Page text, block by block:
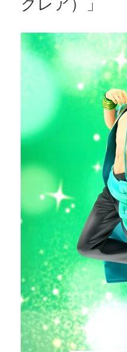
クレア）」